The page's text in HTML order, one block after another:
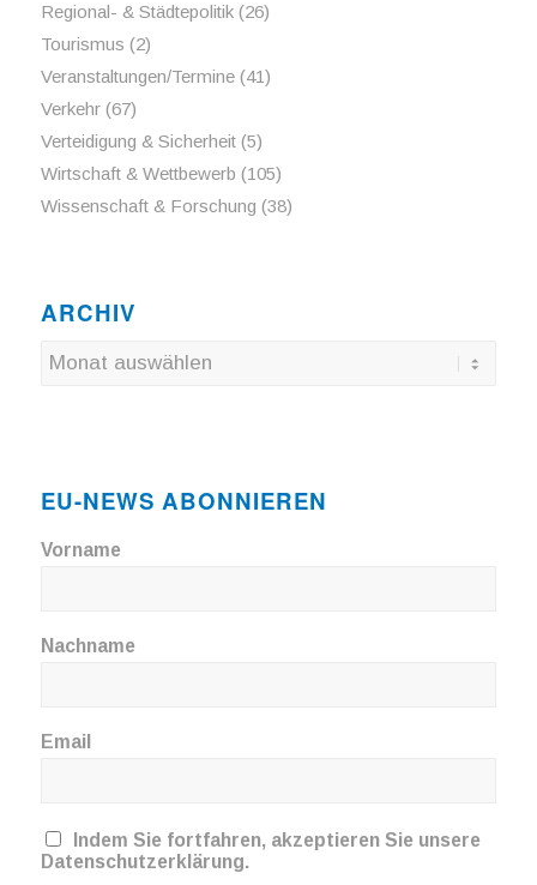
Regional- & Städtepolitik(26)
Tourismus (2)
Veranstaltungen/Termine(41)
Verkehr(67)
Verteidigung & Sicherheit(5)
Wirtschaft & Wettbewerb (105)
Wissenschaft & Forschung (38)
ARCHIV
EU-NEWS ABONNIEREN
Vorname
Nachname
Email
Indem Sie fortfahren, akzeptieren Sie unsere
Datenschutzerklärung.